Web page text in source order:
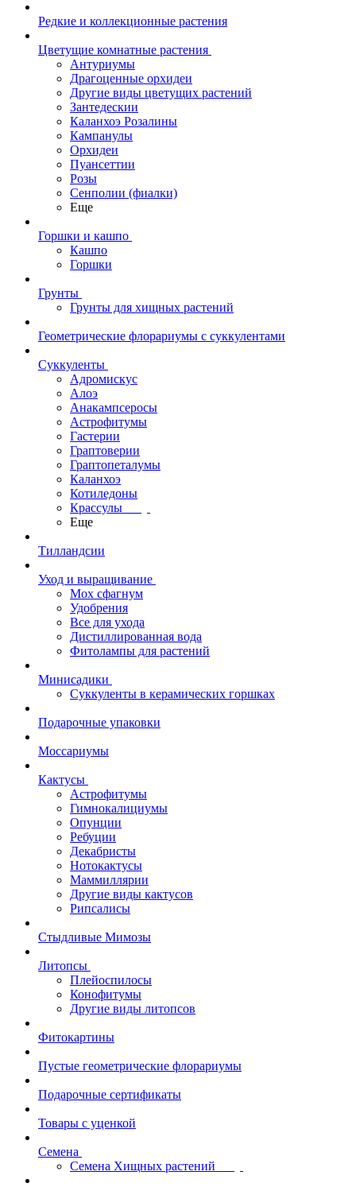
Редкие и коллекционные растения
Цветущие комнатные растения
Антуриумы
Драгоценные орхидеи
Другие виды цветущих растений
Зантедескии
Каланхоэ Розалины
Кампанулы
Орхидеи
Пуансеттии
Розы
Сенполии (фиалки)
Еще
Горшки и кашпо
Кашпо
Горшки
Грунты
Грунты для хищных растений
Геометрические флорариумы с суккулентами
Суккуленты
Адромискус
Алоэ
Анакампсеросы
Астрофитумы
Гастерии
Граптоверии
Граптопеталумы
Каланхоэ
Котиледоны
Крассулы
Еще
Тилландсии
Уход и выращивание
Мох сфагнум
Удобрения
Все для ухода
Дистиллированная вода
Фитолампы для растений
Минисадики
Суккуленты в керамических горшках
Подарочные упаковки
Моссариумы
Кактусы
Астрофитумы
Гимнокалициумы
Опунции
Ребуции
Декабристы
Нотокактусы
Маммиллярии
Другие виды кактусов
Рипсалисы
Стыдливые Мимозы
Литопсы
Плейоспилосы
Конофитумы
Другие виды литопсов
Фитокартины
Пустые геометрические флорариумы
Подарочные сертификаты
Товары с уценкой
Семена
Семена Хищных растений